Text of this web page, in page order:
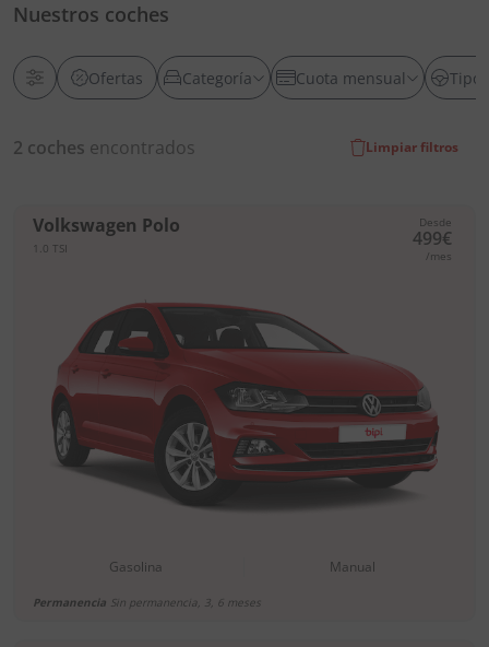
Nuestros coches
Ofertas Categoría Cuota mensual Tipo
2 coches encontrados Limpiar filtros
Volkswagen Polo
1.0 TSI
Desde
499€
/mes
Gasolina Manual
Permanencia Sin permanencia, 3, 6 meses